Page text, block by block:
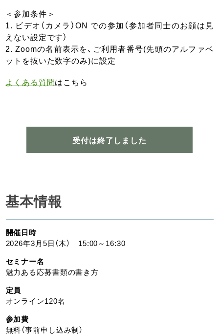
＜参加条件＞
1. ビデオ（カメラ）ON での参加（参加者同士のお顔は見
えない設定です）
2. Zoomの名前表示を、ご利用者番号(先頭のアルファベ
ットを抜いた数字のみ)に設定
よくある質問はこちら
受付は終了しました
基本情報
開催日時
2026年3月5日（木） 15:00～16:30
セミナー名
魅力ある応募書類の書き方
定員
オンライン120名
参加費
無料（事前申し込み制）